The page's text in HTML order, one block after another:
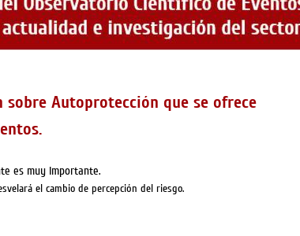
Autoprotección que se ofrece
es muy importante.
el cambio de percepción del riesgo.